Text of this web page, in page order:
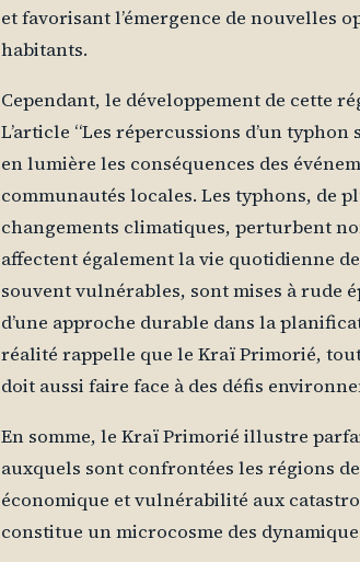
et favorisant l’émergence de nouvelles
habitants.
Cependant, le développement de cette
L’article “Les répercussions d’un
en lumière les conséquences des
communautés locales. Les typhons, de
changements climatiques, perturbent
affectent également la vie quotidienne
souvent vulnérables, sont mises à rude
d’une approche durable dans la
réalité rappelle que le Kraï Primorié,
doit aussi faire face à des défis
En somme, le Kraï Primorié illustre
auxquels sont confrontées les régions
économique et vulnérabilité aux
constitue un microcosme des